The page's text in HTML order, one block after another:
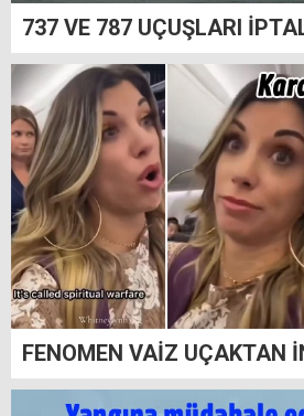
737 VE 787 UÇUŞLARI
FENOMEN VAİZ UÇAKTAN